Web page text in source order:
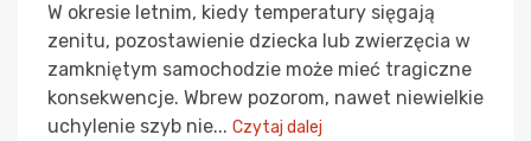
W okresie letnim, kiedy temperatury sięgają
zenitu, pozostawienie dziecka lub zwierzęcia w
zamkniętym samochodzie może mieć tragiczne
konsekwencje. Wbrew pozorom, nawet niewielkie
uchylenie szyb nie... Czytaj dalej